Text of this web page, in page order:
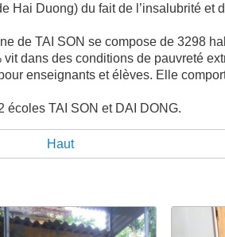
Hai Duong) du fait de l’insalubrité et
de TAI SON se compose de 3298
dans des conditions de pauvreté
enseignants et élèves. Elle
écoles TAI SON et DAI DONG.
Haut